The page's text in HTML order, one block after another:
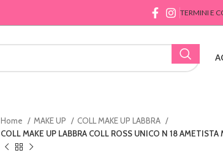
TERMINI E
Home MAKE UP
COLL MAKE UP LABBRA
COLL MAKE UP LABBRA COLL ROSS UNICO N 18 AMETISTA